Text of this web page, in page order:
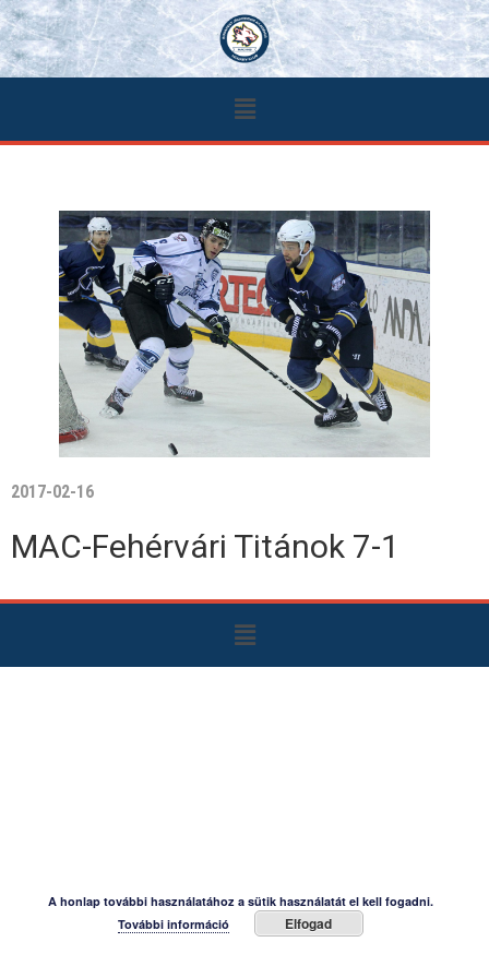
2017-02-16
MAC-Fehérvári Titánok 7-1
A honlap további használatához a sütik használatát el kell fogadni.
További információ
Elfogad